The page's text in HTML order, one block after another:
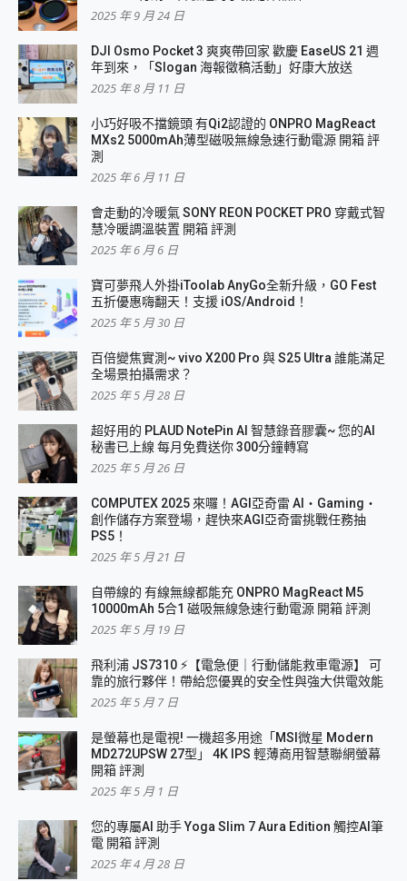
2025 年 9 月 24 日
DJI Osmo Pocket 3 爽爽帶回家 歡慶 EaseUS 21 週
年到來，「Slogan 海報徵稿活動」好康大放送
2025 年 8 月 11 日
小巧好吸不擋鏡頭 有Qi2認證的 ONPRO MagReact
MXs2 5000mAh薄型磁吸無線急速行動電源 開箱 評
測
2025 年 6 月 11 日
會走動的冷暖氣 SONY REON POCKET PRO 穿戴式智
慧冷暖調溫裝置 開箱 評測
2025 年 6 月 6 日
寶可夢飛人外掛iToolab AnyGo全新升級，GO Fest
五折優惠嗨翻天！支援 iOS/Android！
2025 年 5 月 30 日
百倍變焦實測~ vivo X200 Pro 與 S25 Ultra 誰能滿足
全場景拍攝需求？
2025 年 5 月 28 日
超好用的 PLAUD NotePin AI 智慧錄音膠囊~ 您的AI
秘書已上線 每月免費送你 300分鐘轉寫
2025 年 5 月 26 日
COMPUTEX 2025 來囉！AGI亞奇雷 AI・Gaming・
創作儲存方案登場，趕快來AGI亞奇雷挑戰任務抽
PS5！
2025 年 5 月 21 日
自帶線的 有線無線都能充 ONPRO MagReact M5
10000mAh 5合1 磁吸無線急速行動電源 開箱 評測
2025 年 5 月 19 日
飛利浦 JS7310 ⚡【電急便｜行動儲能救車電源】 可
靠的旅行夥伴！帶給您優異的安全性與強大供電效能
2025 年 5 月 7 日
是螢幕也是電視! 一機超多用途「MSI微星 Modern
MD272UPSW 27型」 4K IPS 輕薄商用智慧聯網螢幕
開箱 評測
2025 年 5 月 1 日
您的專屬AI 助手 Yoga Slim 7 Aura Edition 觸控AI筆
電 開箱 評測
2025 年 4 月 28 日